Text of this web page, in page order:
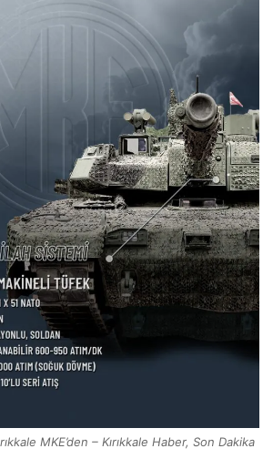
MKE’den – Kırıkkale Haber, Son Dakika